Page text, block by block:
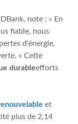
note : « En
fiable, nous
d'énergie,
» Cette
durableefforts
et
plus de 2,14